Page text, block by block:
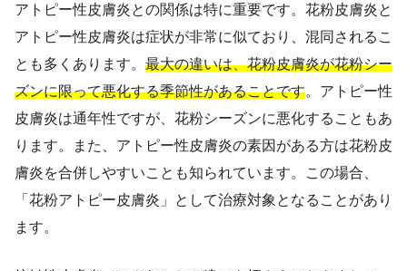
アトピー性皮膚炎との関係は特に重要です。花粉皮膚炎と
アトピー性皮膚炎は症状が非常に似ており、混同されるこ
とも多くあります。 最大の違いは、花粉皮膚炎が花粉シー
ズンに限って悪化する季節性があることです。アトピー性
皮膚炎は通年性ですが、花粉シーズンに悪化することもあ
ります。また、アトピー性皮膚炎の素因がある方は花粉皮
膚炎を合併しやすいことも知られています。この場合、
「花粉アトピー皮膚炎」として治療対象となることがあり
ます。